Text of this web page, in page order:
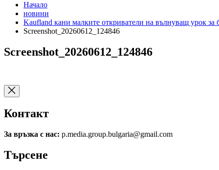
Начало
новини
Kaufland кани малките откриватели на вълнуващ урок за
Screenshot_20260612_124846
Screenshot_20260612_124846
Контакт
За връзка с нас: p.media.group.bulgaria@gmail.com
Търсене